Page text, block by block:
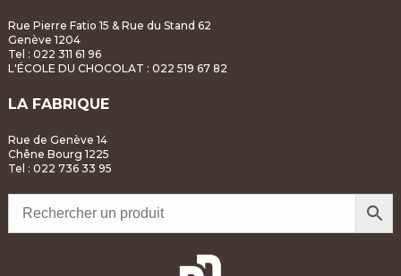
Rue Pierre Fatio 15 & Rue du Stand 62
Genève 1204
Tel : 022 311 61 96
L'ÉCOLE DU CHOCOLAT : 022 519 67 82
LA FABRIQUE
Rue de Genève 14
Chêne Bourg 1225
Tel : 022 736 33 95